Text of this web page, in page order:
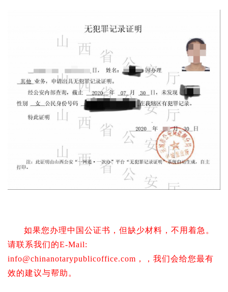
如果您办理中国公证书，但缺少材料，不用着急。
请联系我们的E-Mail:
info@chinanotarypublicoffice.com ，，我们会给您最有
效的建议与帮助。